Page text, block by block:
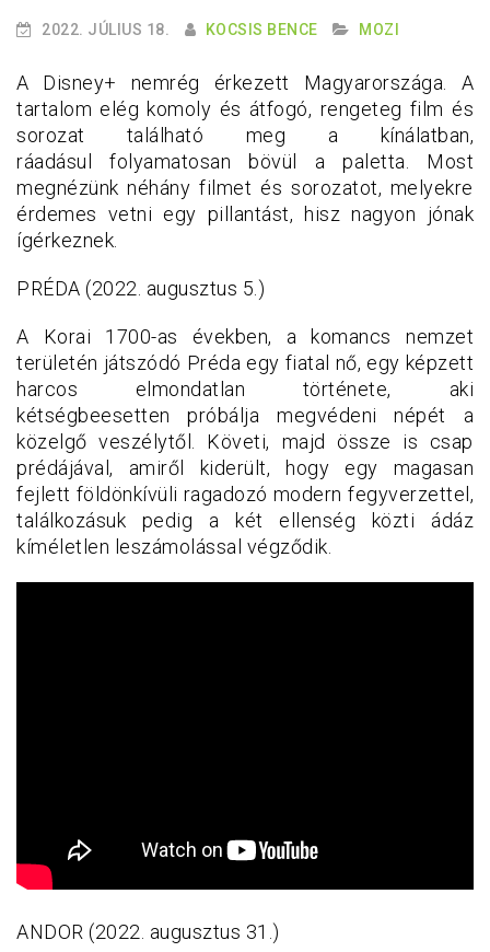
2022. JÚLIUS 18. KOCSIS BENCE MOZI
A Disney+ nemrég érkezett Magyarországa. A
tartalom elég komoly és átfogó, rengeteg film és
sorozat található meg a kínálatban,
ráadásul folyamatosan bövül a paletta. Most
megnézünk néhány filmet és sorozatot, melyekre
érdemes vetni egy pillantást, hisz nagyon jónak
ígérkeznek.
PRÉDA (2022. augusztus 5.)
A Korai 1700-as években, a komancs nemzet
területén játszódó Préda egy fiatal nő, egy képzett
harcos elmondatlan története, aki
kétségbeesetten próbálja megvédeni népét a
közelgő veszélytől. Követi, majd össze is csap
prédájával, amiről kiderült, hogy egy magasan
fejlett földönkívüli ragadozó modern fegyverzettel,
találkozásuk pedig a két ellenség közti ádáz
kíméletlen leszámolással végződik.
ANDOR (2022. augusztus 31.)